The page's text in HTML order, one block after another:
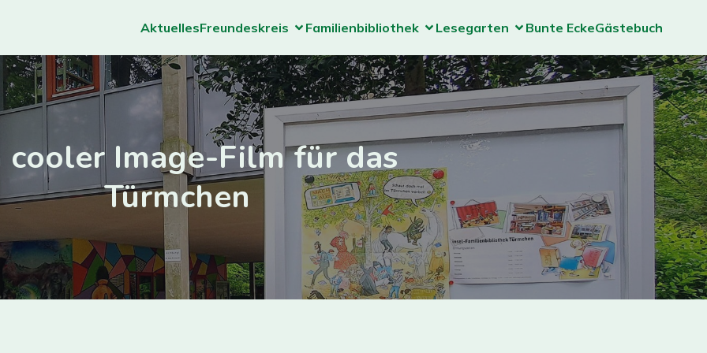
AktuellesFreundeskreis Familienbibliothek Lesegarten Bunte EckeGästebuch
cooler Image-Film für das
Türmchen